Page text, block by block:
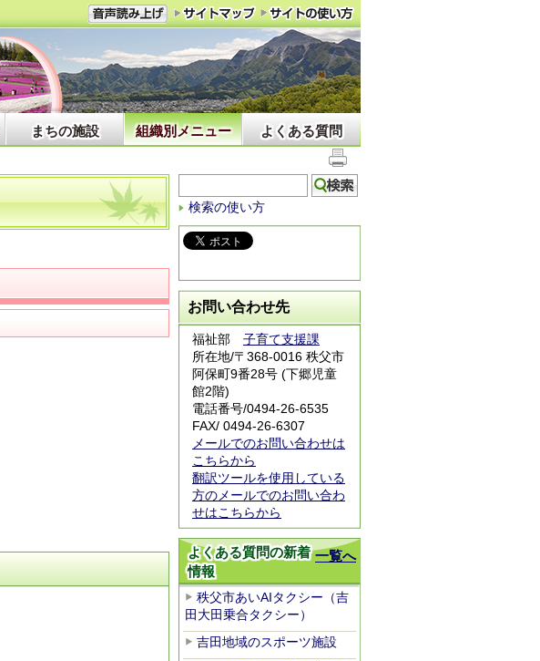
まちの施設 組織別メニュー よくある質問
検索の使い方
お問い合わせ先
福祉部 子育て支援課
所在地/〒368-0016 秩父市
阿保町9番28号 (下郷児童
館2階)
電話番号/0494-26-6535
FAX/ 0494-26-6307
メールでのお問い合わせは
こちらから
翻訳ツールを使用している
方のメールでのお問い合わ
せはこちらから
一覧へ
よくある質問の新着
情報
秩父市あいAIタクシー（吉
田大田乗合タクシー）
吉田地域のスポーツ施設